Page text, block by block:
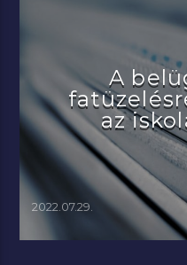
A
az
2022.07.29.